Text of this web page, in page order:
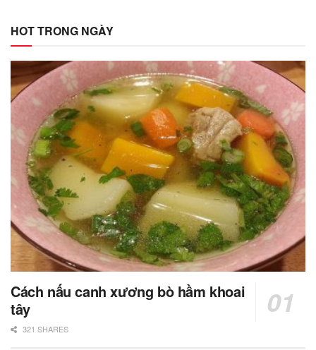
HOT TRONG NGÀY
Cách nấu canh xương bò hầm khoai
tây
321 SHARES